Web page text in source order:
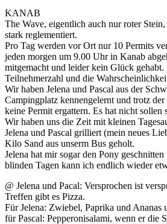
KANAB
The Wave, eigentlich auch nur roter Stein,
stark reglementiert.
Pro Tag werden vor Ort nur 10 Permits
jeden morgen um 9.00 Uhr in Kanab
mitgemacht und leider kein Glück
Teilnehmerzahl und die
Wir haben Jelena und Pascal aus der
Campingplatz kennengelernt und trotz
keine Permit ergattern. Es hat nicht sollen
Wir haben uns die Zeit mit kleinen
Jelena und Pascal grilliert (mein neues
Kilo Sand aus unserm Bus geholt.
Jelena hat mir sogar den Pony
blinden Tagen kann ich endlich wieder
@ Jelena und Pacal: Versprochen ist
Treffen gibt es Pizza.
Für Jelena: Zwiebel, Paprika und Ananas
für Pascal: Pepperonisalami, wenn er die